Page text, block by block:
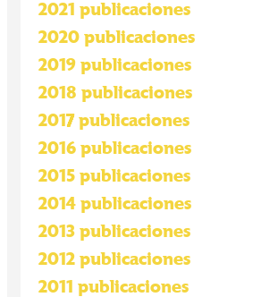
2021 publicaciones
2020 publicaciones
2019 publicaciones
2018 publicaciones
2017 publicaciones
2016 publicaciones
2015 publicaciones
2014 publicaciones
2013 publicaciones
2012 publicaciones
2011 publicaciones